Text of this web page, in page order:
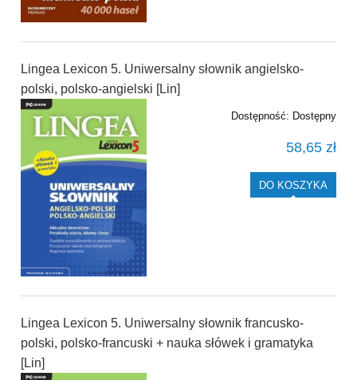
Lingea Lexicon 5. Uniwersalny słownik angielsko-
polski, polsko-angielski [Lin]
Dostępność: Dostępny
58,65 zł
DO KOSZYKA
Lingea Lexicon 5. Uniwersalny słownik francusko-
polski, polsko-francuski + nauka słówek i gramatyka
[Lin]